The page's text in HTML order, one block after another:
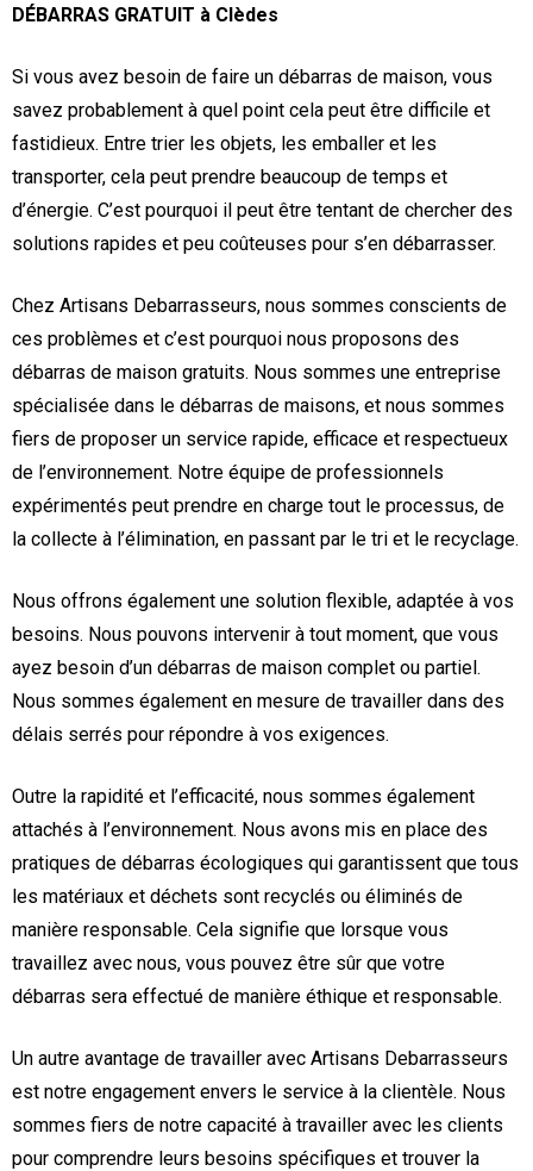
DÉBARRAS GRATUIT à Clèdes
Si vous avez besoin de faire un débarras de maison, vous
savez probablement à quel point cela peut être difficile et
fastidieux. Entre trier les objets, les emballer et les
transporter, cela peut prendre beaucoup de temps et
d’énergie. C’est pourquoi il peut être tentant de chercher des
solutions rapides et peu coûteuses pour s’en débarrasser.
Chez Artisans Debarrasseurs, nous sommes conscients de
ces problèmes et c’est pourquoi nous proposons des
débarras de maison gratuits. Nous sommes une entreprise
spécialisée dans le débarras de maisons, et nous sommes
fiers de proposer un service rapide, efficace et respectueux
de l’environnement. Notre équipe de professionnels
expérimentés peut prendre en charge tout le processus, de
la collecte à l’élimination, en passant par le tri et le recyclage.
Nous offrons également une solution flexible, adaptée à vos
besoins. Nous pouvons intervenir à tout moment, que vous
ayez besoin d’un débarras de maison complet ou partiel.
Nous sommes également en mesure de travailler dans des
délais serrés pour répondre à vos exigences.
Outre la rapidité et l’efficacité, nous sommes également
attachés à l’environnement. Nous avons mis en place des
pratiques de débarras écologiques qui garantissent que tous
les matériaux et déchets sont recyclés ou éliminés de
manière responsable. Cela signifie que lorsque vous
travaillez avec nous, vous pouvez être sûr que votre
débarras sera effectué de manière éthique et responsable.
Un autre avantage de travailler avec Artisans Debarrasseurs
est notre engagement envers le service à la clientèle. Nous
sommes fiers de notre capacité à travailler avec les clients
pour comprendre leurs besoins spécifiques et trouver la